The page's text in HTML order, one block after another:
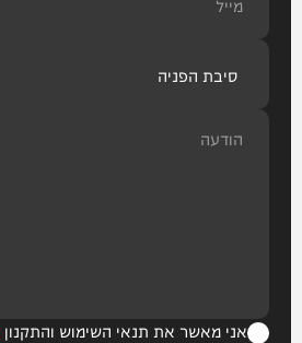
אני מאשר את תנאי השימוש והתקנון